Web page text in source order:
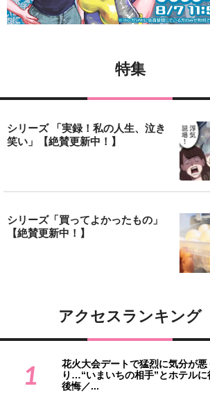
特集
シリーズ 「実録！私の人生、泣き
笑い」【絶賛更新中！】
シリーズ「買ってよかったもの」
【絶賛更新中！】
アクセスランキング
1
花火大会デートで猛烈に気分が悪
り…“いまいちの相手”とホテルに
後悔／...